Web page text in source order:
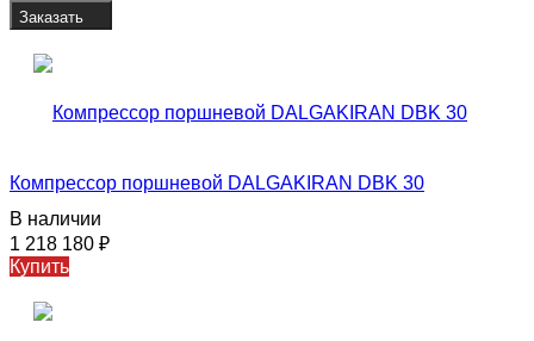
Заказать
Компрессор поршневой DALGAKIRAN DBK 30
В наличии
1 218 180 ₽
Купить